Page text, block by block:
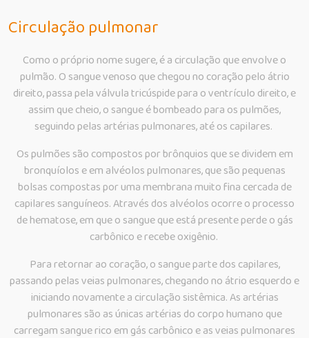
Circulação pulmonar
Como o próprio nome sugere, é a circulação que envolve o
pulmão. O sangue venoso que chegou no coração pelo átrio
direito, passa pela válvula tricúspide para o ventrículo direito, e
assim que cheio, o sangue é bombeado para os pulmões,
seguindo pelas artérias pulmonares, até os capilares.
Os pulmões são compostos por brônquios que se dividem em
bronquíolos e em alvéolos pulmonares, que são pequenas
bolsas compostas por uma membrana muito fina cercada de
capilares sanguíneos. Através dos alvéolos ocorre o processo
de hematose, em que o sangue que está presente perde o gás
carbônico e recebe oxigênio.
Para retornar ao coração, o sangue parte dos capilares,
passando pelas veias pulmonares, chegando no átrio esquerdo e
iniciando novamente a circulação sistêmica. As artérias
pulmonares são as únicas artérias do corpo humano que
carregam sangue rico em gás carbônico e as veias pulmonares